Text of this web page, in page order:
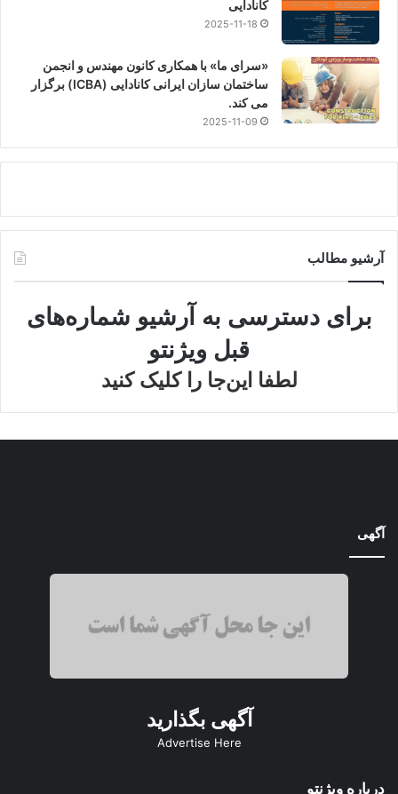
کانادایی
2025-11-18
«سرای ما» با همکاری کانون مهندس و انجمن
ساختمان سازان ایرانی کانادایی (ICBA) برگزار
می کند.
2025-11-09
آرشیو مطالب
برای دسترسی به آرشیو شماره‌های
قبل ویژنتو
لطفا این‌جا را کلیک کنید
آگهی
آگهی بگذارید
Advertise Here
درباره ویژنتو